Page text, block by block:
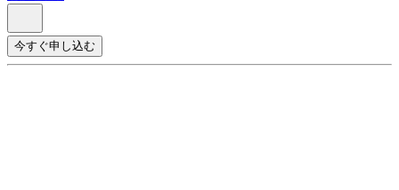
今すぐ申し込む